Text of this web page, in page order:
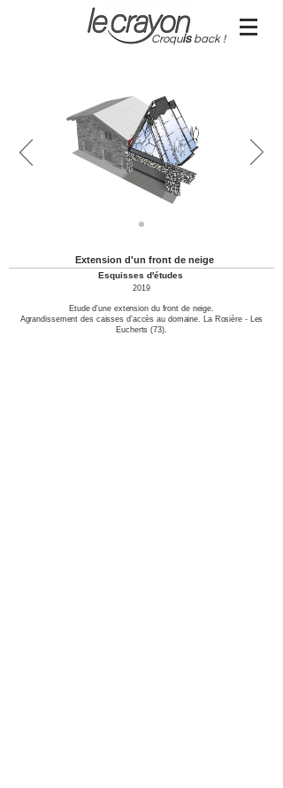
Croquis back !
Extension d'un front de neige
Esquisses d'études
2019
Etude d'une extension du front de neige.
Agrandissement des caisses d'accès au domaine. La Rosière - Les
Eucherts (73).